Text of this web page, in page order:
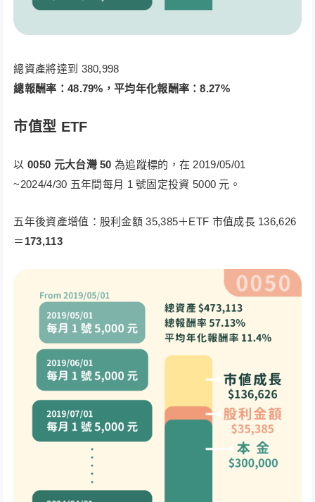
總資產將達到 380,998
總報酬率：48.79%，平均年化報酬率：8.27%
市值型 ETF
以 0050 元大台灣 50為追蹤標的，在 2019/05/01
~2024/4/30 五年間每月 1 號固定投資 5000 元。
五年後資產增值：股利金額 35,385＋ETF 市值成長 136,626
＝ 173,113